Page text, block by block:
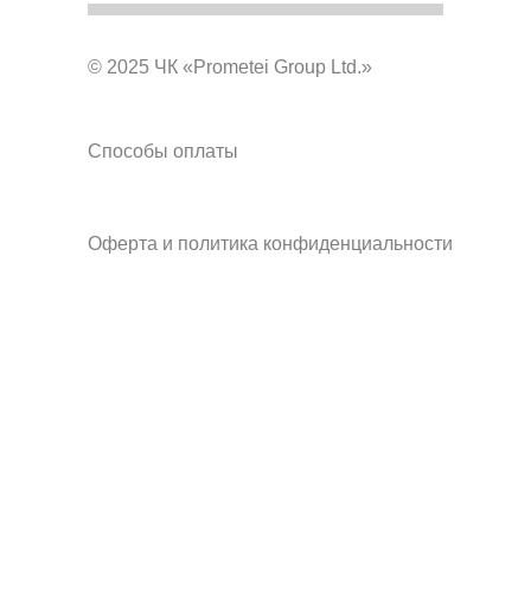
© 2025 ЧК «Prometei Group Ltd.»
Способы оплаты
Оферта и политика конфиденциальности